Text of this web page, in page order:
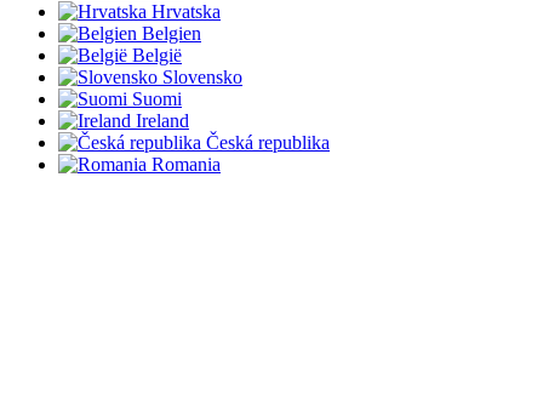
Hrvatska
Belgien
België
Slovensko
Suomi
Ireland
Česká republika
Romania